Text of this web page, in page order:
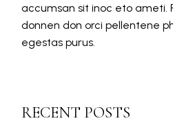
accumsan sit inoc eto ameti.
donnen don orci pellentene
egestas purus.
RECENT POSTS